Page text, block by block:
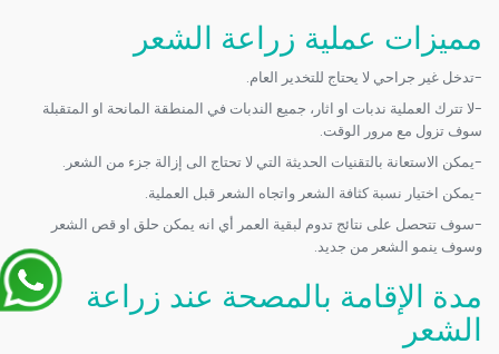
مميزات عملية زراعة الشعر
-تدخل غير جراحي لا يحتاج للتخدير العام.
-لا تترك العملية ندبات او اثار، جميع الندبات في المنطقة المانحة او المتقبلة
سوف تزول مع مرور الوقت.
-يمكن الاستعانة بالتقنيات الحديثة التي لا تحتاج الى إزالة جزء من الشعر.
-يمكن اختيار نسبة كثافة الشعر واتجاه الشعر قبل العملية.
-سوف تتحصل على نتائج تدوم لبقية العمر أي انه يمكن حلق او قص الشعر
وسوف ينمو الشعر من جديد.
مدة الإقامة بالمصحة عند زراعة
الشعر